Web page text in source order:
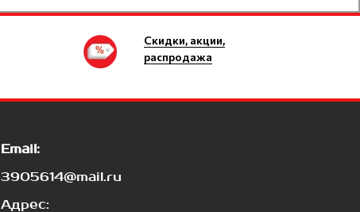
Скидки, акции,
распродажа
Email:
3905614@mail.ru
Адрес: